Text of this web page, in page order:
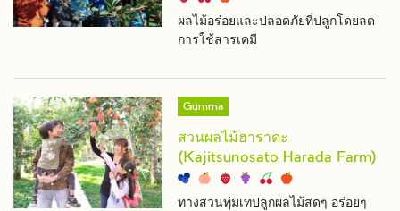
ผลไม้อร่อยและปลอดภัยที่ปลูกโดยลด
การใช้สารเคมี
Gumma
สวนผลไม้ฮาราดะ
(Kajitsunosato Harada Farm)
ทางสวนทุ่มเทปลูกผลไม้สดๆ อร่อยๆ